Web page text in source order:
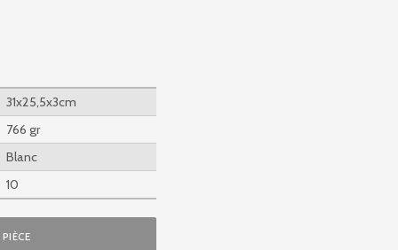
31x25,5x3cm
766 gr
Blanc
10